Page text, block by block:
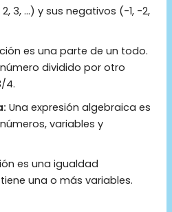
3, …) y sus negativos (-1, -2,
es una parte de un todo.
dividido por otro
4.
Una expresión algebraica es
variables y
es una igualdad
una o más variables.